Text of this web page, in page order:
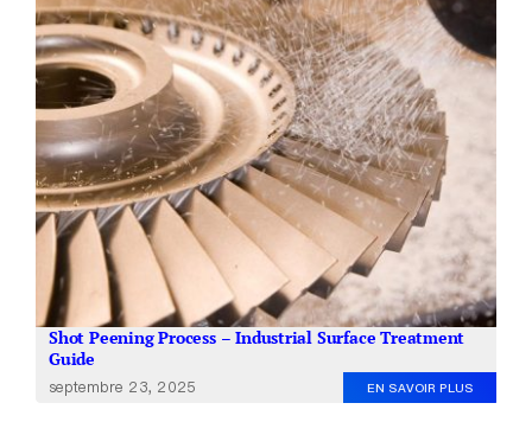
Shot Peening Process – Industrial Surface Treatment
Guide
septembre 23, 2025 EN SAVOIR PLUS